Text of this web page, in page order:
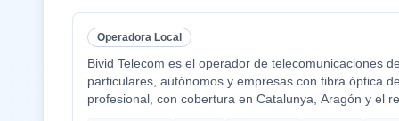
Operadora Local
Bivid Telecom es el operador de telecomunicaciones
particulares, autónomos y empresas con fibra óptica
profesional, con cobertura en Catalunya, Aragón y el